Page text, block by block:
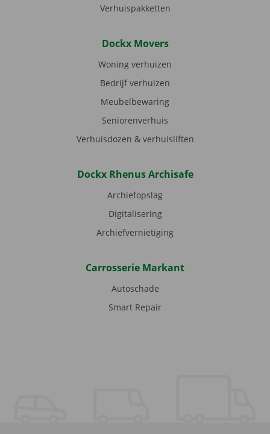
Verhuispakketten
Dockx Movers
Woning verhuizen
Bedrijf verhuizen
Meubelbewaring
Seniorenverhuis
Verhuisdozen & verhuisliften
Dockx Rhenus Archisafe
Archiefopslag
Digitalisering
Archiefvernietiging
Carrosserie Markant
Autoschade
Smart Repair